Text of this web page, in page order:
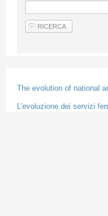
The evolution of national
L’evoluzione dei servizi